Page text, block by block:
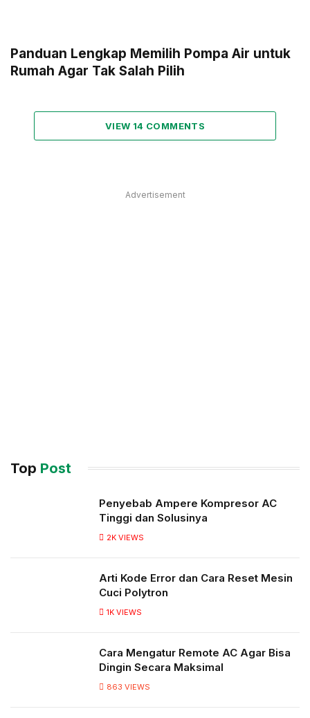
Panduan Lengkap Memilih Pompa Air untuk
Rumah Agar Tak Salah Pilih
VIEW 14 COMMENTS
Advertisement
Top Post
Penyebab Ampere Kompresor AC
Tinggi dan Solusinya
2K VIEWS
Arti Kode Error dan Cara Reset Mesin
Cuci Polytron
1K VIEWS
Cara Mengatur Remote AC Agar Bisa
Dingin Secara Maksimal
863 VIEWS